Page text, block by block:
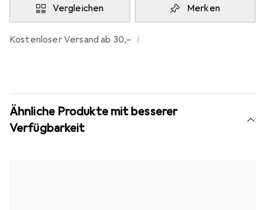
Vergleichen Merken
Kostenloser Versand ab 30,– i
Ähnliche Produkte mit besserer
Verfügbarkeit